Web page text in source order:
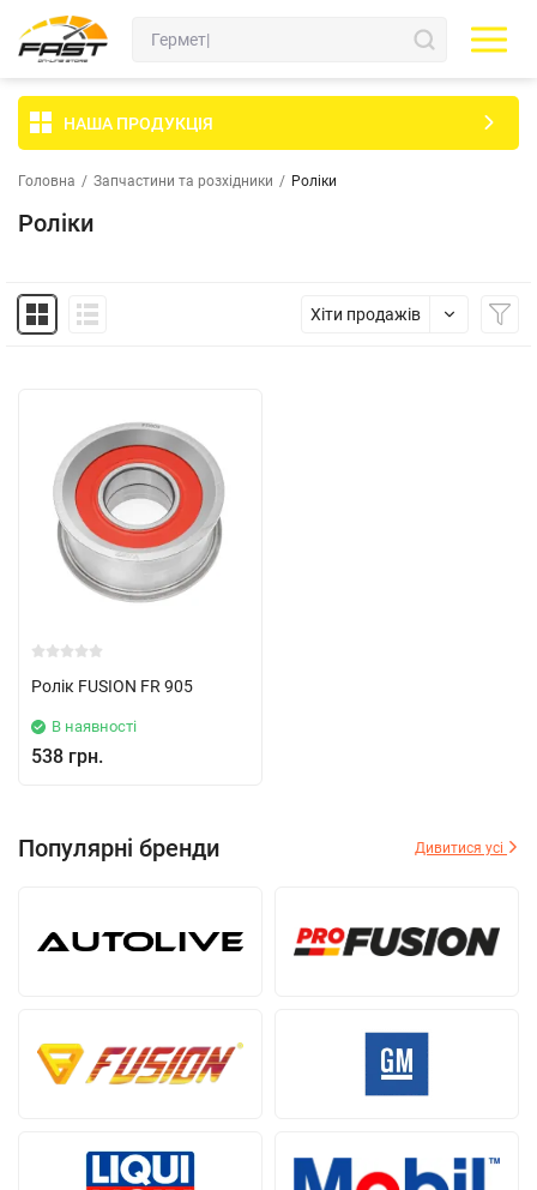
НАША ПРОДУКЦІЯ
Головна / Запчастини та розхідники / Роліки
Роліки
Хіти продажів
Ролік FUSION FR 905
В наявності
538 грн.
Популярні бренди Дивитися усі